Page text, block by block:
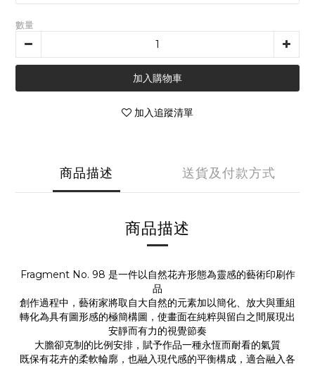
數量
加入購物車
加入追蹤清單
商品描述 送貨及付款方式
商品描述
Fragment No. 98 是一件以自然花卉形態為靈感的藝術印刷作
品
創作過程中，藝術家將取自大自然的元素加以簡化、放大與重組
轉化為具有圖形感的極簡構圖，使畫面在純粹與留白之間展現出
安靜而有力的視覺節奏
大膽卻克制的比例安排，賦予作品一種永恆而耐看的氣質
既保有花卉的柔軟輪廓，也融入現代感的平衡構成，適合融入各